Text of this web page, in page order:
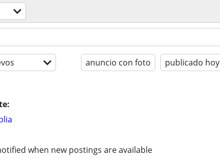
anuncio con foto publicado hoy
when new postings are available